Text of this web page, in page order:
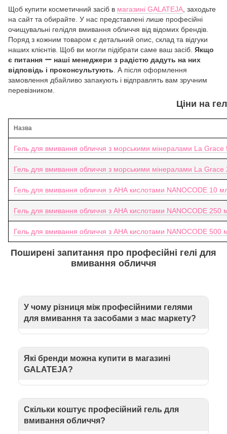
Щоб купити косметичний засіб в магазині GALATEJA , заходьте
на сайт та обирайте. У нас представлені лише професійні
очищувальні гелідля вмивання обличчя від відомих брендів.
Поряд з кожним товаром є детальний опис, склад та відгуки
наших клієнтів. Щоб ви могли підібрати саме ваш засіб. Якщо
є питання ー наші менеджери з радістю дадуть на них
відповідь і проконсультують . А після оформлення
замовлення дбайливо запакують і відправлять вам зручним
перевізником.
Ціни на
Назва
Гель для вмивання обличчя з морськими мінералами La Grace
Гель для вмивання обличчя з морськими мінералами La
Гель для вмивання обличчя з АНА кислотами NANOCODE 10
Гель для вмивання обличчя з АНА кислотами NANOCODE 250
Гель для вмивання обличчя з АНА кислотами NANOCODE 500
Поширені запитання про професійні гелі для
вмивання обличчя
У чому різниця між професійними гелями
для вмивання та засобами з мас маркету?
Професійні гелі для вмивання створені на основі
наукових досліджень, ретельного підбору складових та
дерматологічних тестувань. Вони не містять штучних
ароматизаторів, барвників, алергенних речовин.
дешевих інгредієнтів, які створюють лише ілюзію
догляду.
Які бренди можна купити в магазині
GALATEJA?
У нас ви можете купити професійні гелі для вмивання
французького брендуLa Graceта українського
NANOCODE. Вони виробляютькосметику для обличчя
яка має найкращі відгуки косметологів та наших
Скільки коштує професійний гель для
вмивання обличчя?